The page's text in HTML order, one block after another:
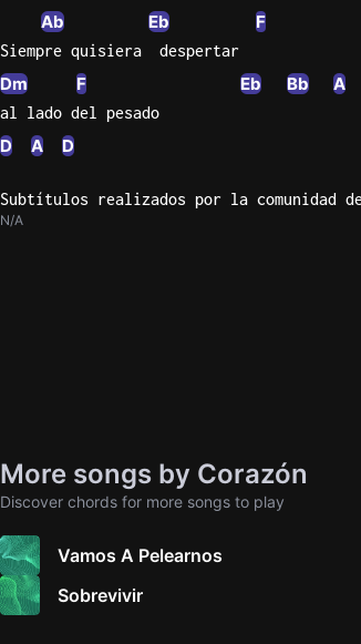
Ab Eb F
Siempre quisiera  despertar
Dm F Eb Bb A
al lado del pesado
D A D
Subtítulos realizados por la comunidad
N/A
More songs by Corazón
Discover chords for more songs to play
Vamos A Pelearnos
Sobrevivir